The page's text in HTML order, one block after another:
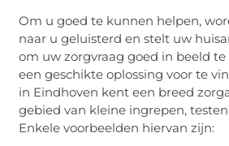
Om u goed te kunnen helpen,
naar u geluisterd en stelt uw
om uw zorgvraag goed in beeld
een geschikte oplossing voor te
in Eindhoven kent een breed
gebied van kleine ingrepen,
Enkele voorbeelden hiervan zijn: